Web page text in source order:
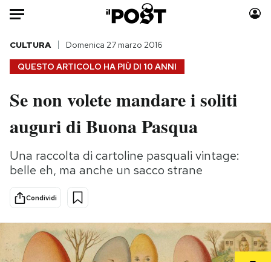
Auto
HOME
Italia
Politica
Tecnologia
Internet
Scienza
Cultura
Economia
Sport
Moda
Consumismi
Storie/Idee
Ok Boomer!
Altrecose
Mondiali calcio 2026
QUESTO ARTICOLO HA PIÙ DI 10 ANNI
CULTURA Domenica 27 marzo 2016
Se non volete mandare i soliti
auguri di Buona Pasqua
Una raccolta di cartoline pasquali vintage:
belle eh, ma anche un sacco strane
Condividi